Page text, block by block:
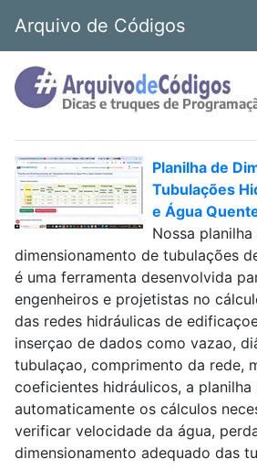
Arquivo de Códigos
Planilha de
Tubulações
e Água
Nossa
dimensionamento de tubulações
é uma ferramenta desenvolvida
engenheiros e projetistas no
das redes hidráulicas de
inserçao de dados como vazao,
tubulaçao, comprimento da rede,
coeficientes hidráulicos, a planilha
automaticamente os cálculos
verificar velocidade da água,
dimensionamento adequado das